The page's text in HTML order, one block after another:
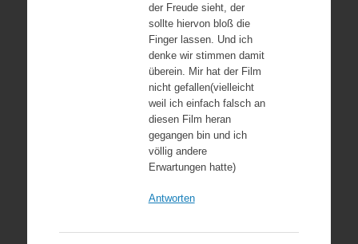
der Freude sieht, der
sollte hiervon bloß die
Finger lassen. Und ich
denke wir stimmen damit
überein. Mir hat der Film
nicht gefallen(vielleicht
weil ich einfach falsch an
diesen Film heran
gegangen bin und ich
völlig andere
Erwartungen hatte)
Antworten